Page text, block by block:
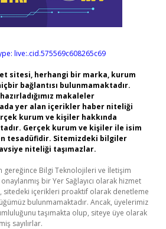
live:.cid.575569c608265c69
sitesi, herhangi bir marka, kurum
bağlantısı bulunmamaktadır.
makaleler
yer alan içerikler haber niteliği
kurum ve kişiler hakkında
Gerçek kurum ve kişiler ile isim
tesadüfidir. Sitemizdeki bilgiler
niteliği taşımazlar.
gereğince Bilgi Teknolojileri ve İletişim
bir Yer Sağlayıcı olarak hizmet
sitedeki içerikleri proaktif olarak denetleme
bulunmamaktadır. Ancak, üyelerimiz
taşımakta olup, siteye üye olarak
sayılırlar.